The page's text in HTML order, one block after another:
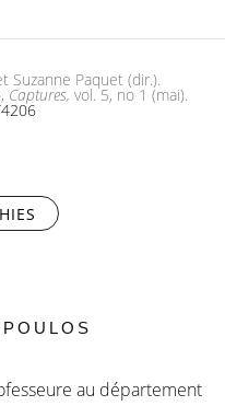
Suzanne Paquet (dir.).
Captures, vol. 5, no 1 (mai).
(ONGLET ACTIF)
au département